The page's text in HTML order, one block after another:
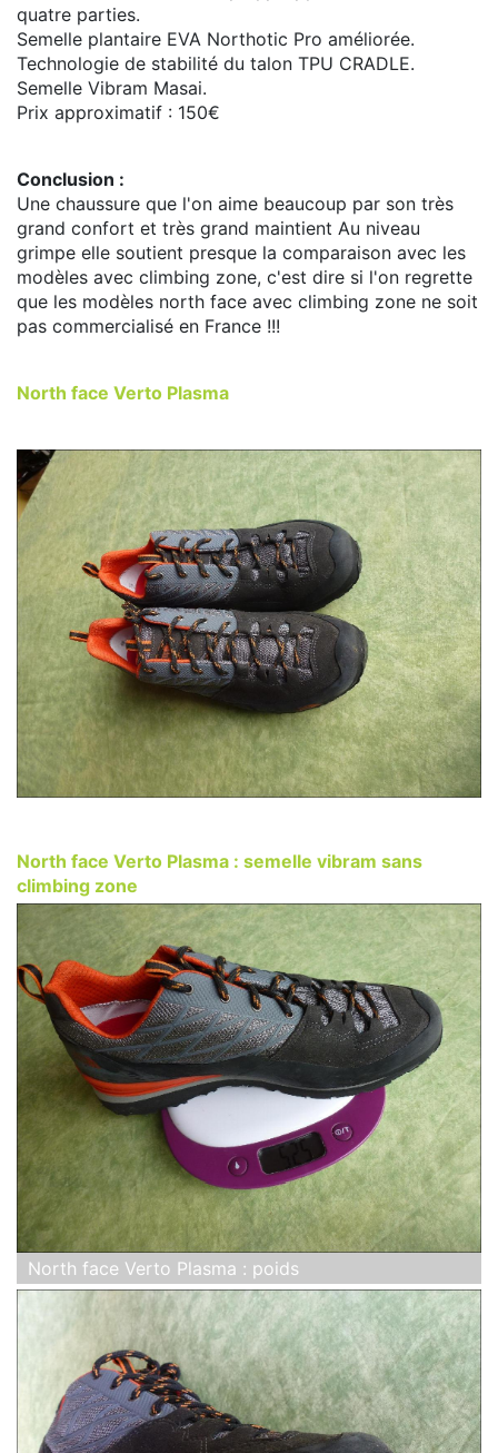
quatre parties.
Semelle plantaire EVA Northotic Pro améliorée.
Technologie de stabilité du talon TPU CRADLE.
Semelle Vibram Masai.
Prix approximatif : 150€
Conclusion :
Une chaussure que l'on aime beaucoup par son très
grand confort et très grand maintient Au niveau
grimpe elle soutient presque la comparaison avec les
modèles avec climbing zone, c'est dire si l'on regrette
que les modèles north face avec climbing zone ne soit
pas commercialisé en France !!!
North face Verto Plasma
North face Verto Plasma : semelle vibram sans
climbing zone
North face Verto Plasma : poids